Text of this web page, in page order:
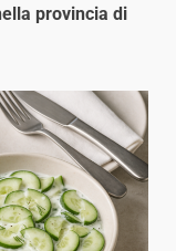
provincia di